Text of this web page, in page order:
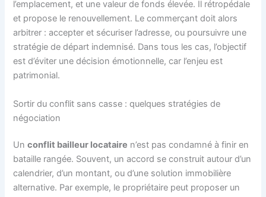
l’emplacement, et une valeur de fonds élevée. Il rétropédale
et propose le renouvellement. Le commerçant doit alors
arbitrer : accepter et sécuriser l’adresse, ou poursuivre une
stratégie de départ indemnisé. Dans tous les cas, l’objectif
est d’éviter une décision émotionnelle, car l’enjeu est
patrimonial.
Sortir du conflit sans casse : quelques stratégies de
négociation
Unconflit bailleur locataire n’est pas condamné à finir en
bataille rangée. Souvent, un accord se construit autour d’un
calendrier, d’un montant, ou d’une solution immobilière
alternative. Par exemple, le propriétaire peut proposer un